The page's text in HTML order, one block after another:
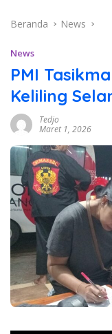
Beranda News
News
PMI
Keliling
Tedjo
Maret 1, 2026